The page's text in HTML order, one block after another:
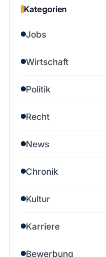
Kategorien
Jobs
Wirtschaft
Politik
Recht
News
Chronik
Kultur
Karriere
Bewerbung